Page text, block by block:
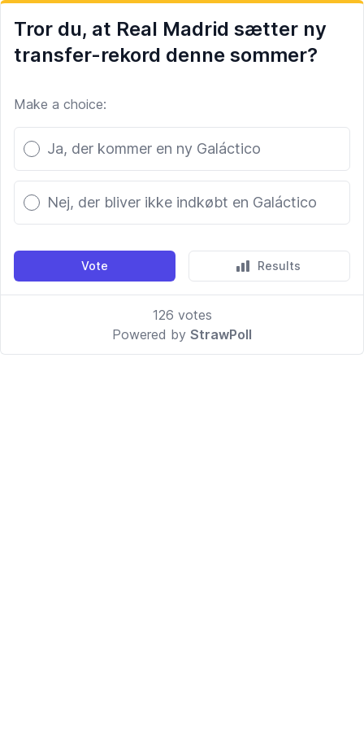
Tror du, at Real Madrid sætter ny
transfer-rekord denne sommer?
Make a choice:
Poll options
Ja, der kommer en ny Galáctico
Nej, der bliver ikke indkøbt en Galáctico
Vote Results
126 votes
Powered by StrawPoll